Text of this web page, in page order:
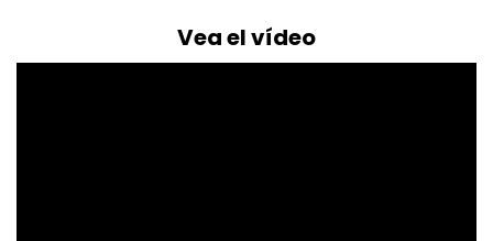
Vea el vídeo